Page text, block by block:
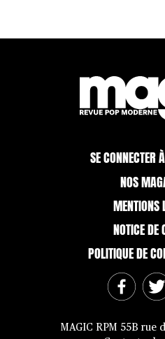
SE
NOS
MENTIONS
NOTICE DE
POLITIQUE DE
MAGIC RPM 55B rue